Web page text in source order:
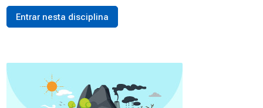
Entrar nesta disciplina